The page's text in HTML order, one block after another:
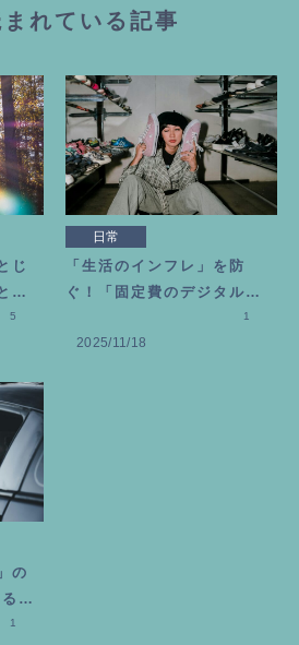
れている記事
じ
ビ
5
日常
「生活のインフレ」を防
ぐ！「固定費のデジタル断
2025/11/18
1
の
恐
1